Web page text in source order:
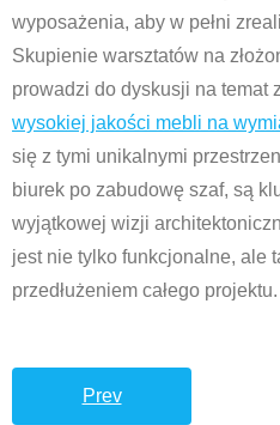
wyposażenia, aby w pełni
Skupienie warsztatów na
prowadzi do dyskusji na temat
wysokiej jakości mebli na
się z tymi unikalnymi
biurek po zabudowę szaf, są
wyjątkowej wizji
jest nie tylko funkcjonalne, ale
przedłużeniem całego projektu.
Prev